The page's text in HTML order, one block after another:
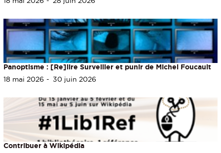
Panoptisme : [Re]lire Surveiller et punir de Michel Foucault
18 mai 2026
30 juin 2026
Contribuer à Wikipédia